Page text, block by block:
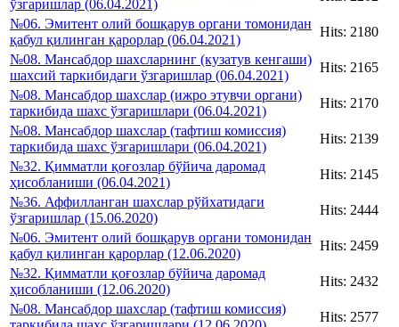
ўзгаришлар (06.04.2021)
№06. Эмитент олий бошқарув органи томонидан
қабул қилинган қарорлар (06.04.2021)
Hits: 2180
№08. Мансабдор шахсларнинг (кузатув кенгаши)
шахсий таркибидаги ўзгаришлар (06.04.2021)
Hits: 2165
№08. Мансабдор шахслар (ижро этувчи органи)
таркибида шахс ўзгаришлари (06.04.2021)
Hits: 2170
№08. Мансабдор шахслар (тафтиш комиссия)
таркибида шахс ўзгаришлари (06.04.2021)
Hits: 2139
№32. Қимматли қоғозлар бўйича даромад
ҳисобланиши (06.04.2021)
Hits: 2145
№36. Аффилланган шахслар рўйхатидаги
ўзгаришлар (15.06.2020)
Hits: 2444
№06. Эмитент олий бошқарув органи томонидан
қабул қилинган қарорлар (12.06.2020)
Hits: 2459
№32. Қимматли қоғозлар бўйича даромад
ҳисобланиши (12.06.2020)
Hits: 2432
№08. Мансабдор шахслар (тафтиш комиссия)
Hits: 2577